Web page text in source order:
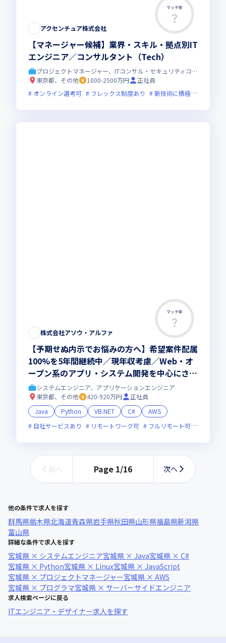
マッチ率
アクセンチュア株式会社
【マネージャー候補】業界・スキル・拠点別IT
エンジニア／コンサルタント（Tech）
プロジェクトマネージャー、ITコンサル・セキュリティコンサル
東京都、その他
1000-2500万円
正社員
オンライン選考可
フレックス制度あり 新技術に積極的
マッチ率
株式会社アソウ・アルファ
【予期せぬ内示でお悩みの方へ】希望案件配属
100%を5年間継続中／現年収考慮／Web・オ
ープン系のアプリ・システム開発を中心にさま
ざまな案件にチャレンジ／AI、クラウド、DX
など最先端案件多数
システムエンジニア、アプリケーションエンジニア
東京都、その他
420-920万円
正社員
Java
Python VB.NET C#
AWS
自社サービスあり
リモートワーク可 フルリモート可
前へ Page 1/16 次へ
他の条件で求人を探す
群馬県栃木県北海道青森県岩手県秋田県山形県福島県新潟県
富山県
詳細な条件で求人を探す
宮城県 × システムエンジニア宮城県 × Java宮城県 × C#
宮城県 × Python宮城県 × Linux宮城県 × JavaScript
宮城県 × プロジェクトマネージャー宮城県 × AWS
宮城県 × プログラマ宮城県 × サーバーサイドエンジニア
求人検索ページに戻る
ITエンジニア・デザイナー求人を探す